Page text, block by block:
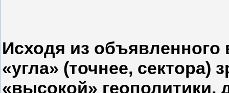
Исходя из объявленного
«угла» (точнее, сектора)
«высокой» геополитики,